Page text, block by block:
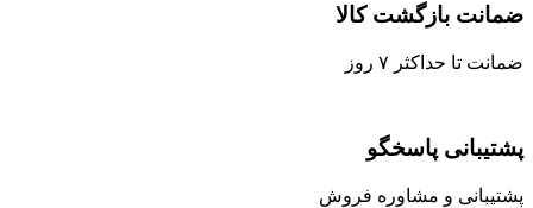
ضمانت بازگشت کالا
ضمانت تا حداکثر ۷ روز
پشتیبانی پاسخگو
پشتیبانی و مشاوره فروش